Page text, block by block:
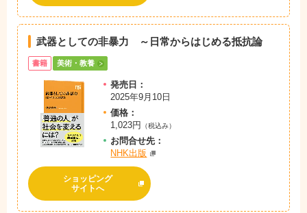
武器としての非暴力 ～日常からはじめる抵抗論
書籍 美術・教養
発売日：
2025年9月10日
価格：
1,023円
（税込み）
お問合せ先：
NHK出版
ショッピング
サイトへ